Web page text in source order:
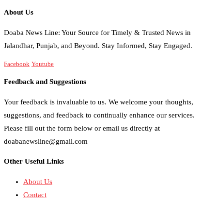
About Us
Doaba News Line: Your Source for Timely & Trusted News in
Jalandhar, Punjab, and Beyond. Stay Informed, Stay Engaged.
Facebook Youtube
Feedback and Suggestions
Your feedback is invaluable to us. We welcome your thoughts,
suggestions, and feedback to continually enhance our services.
Please fill out the form below or email us directly at
doabanewsline@gmail.com
Other Useful Links
About Us
Contact